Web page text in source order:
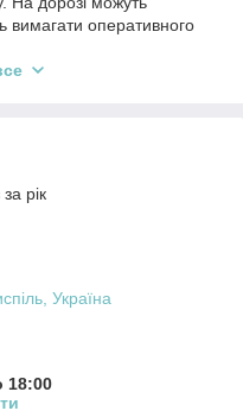
вимагати оперативного
і будь-якої іншої
активно використовують
автосервісів і
Будь-набір інструментів
упакований в удароміцні
пластика підвищеної
зберігати інструменти,
при цьому втратити
інструменту в кейсі
від 17 до 176
асортименту будь-
для себе, виходячи
рік
Україна
18:00